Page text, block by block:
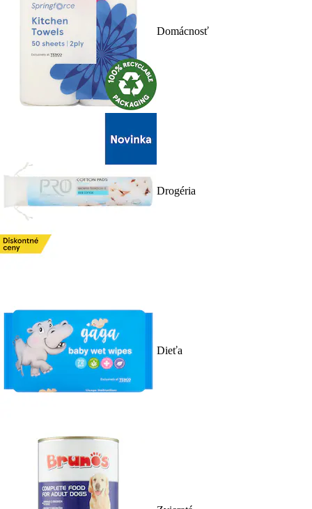
Domácnosť
Drogéria
Dieťa